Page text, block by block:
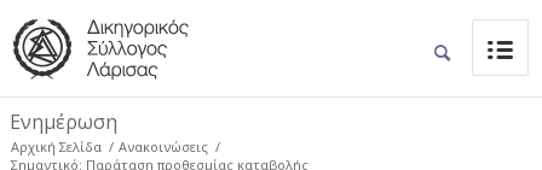
Ενημέρωση
Αρχική Σελίδα / Ανακοινώσεις /
Σημαντικό: Παράταση προθεσμίας καταβολής